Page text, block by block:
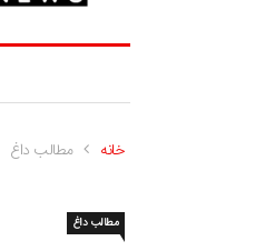
خانه مطالب داغ
مطالب داغ